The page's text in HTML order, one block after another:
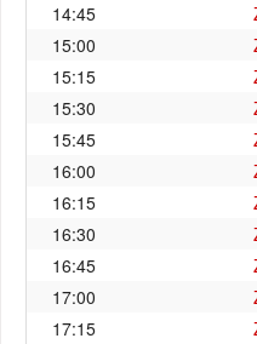
14:45
15:00
15:15
15:30
15:45
16:00
16:15
16:30
16:45
17:00
17:15